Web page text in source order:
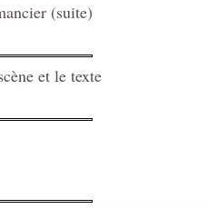
(suite)
et le texte